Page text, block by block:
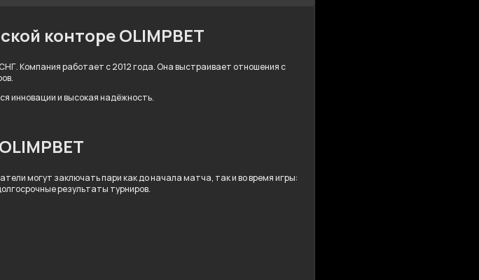
конторе OLIMPBET
Компания работает с 2012 года. Она выстраивает отношения с
инновации и высокая надёжность.
могут заключать пари как до начала матча, так и во время игры:
результаты турниров.